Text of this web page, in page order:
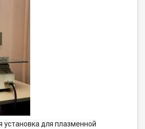
установка для плазменной